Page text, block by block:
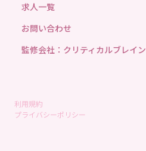
求人一覧
お問い合わせ
監修会社：クリティカルブレイン
利用規約
プライバシーポリシー